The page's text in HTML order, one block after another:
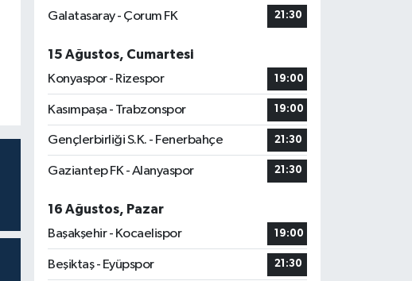
Galatasaray - Çorum FK
21:30
15 Ağustos, Cumartesi
Konyaspor - Rizespor
19:00
Kasımpaşa - Trabzonspor 19:00
Gençlerbirliği S.K. - Fenerbahçe 21:30
Gaziantep FK - Alanyaspor 21:30
16 Ağustos, Pazar
Başakşehir - Kocaelispor
19:00
Beşiktaş - Eyüpspor 21:30